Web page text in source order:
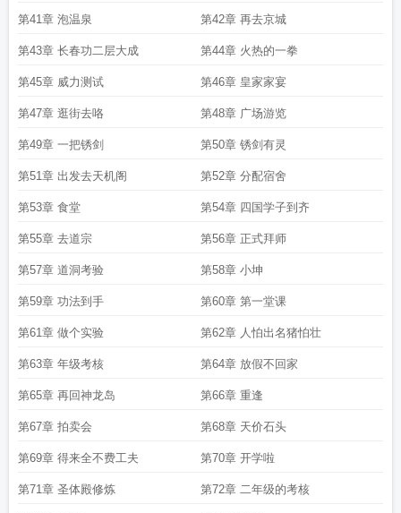
第41章 泡温泉 第42章 再去京城
第43章 长春功二层大成 第44章 火热的一拳
第45章 威力测试 第46章 皇家家宴
第47章 逛街去咯 第48章 广场游览
第49章 一把锈剑 第50章 锈剑有灵
第51章 出发去天机阁 第52章 分配宿舍
第53章 食堂 第54章 四国学子到齐
第55章 去道宗 第56章 正式拜师
第57章 道洞考验 第58章 小坤
第59章 功法到手 第60章 第一堂课
第61章 做个实验 第62章 人怕出名猪怕壮
第63章 年级考核 第64章 放假不回家
第65章 再回神龙岛 第66章 重逢
第67章 拍卖会 第68章 天价石头
第69章 得来全不费工夫 第70章 开学啦
第71章 圣体殿修炼 第72章 二年级的考核